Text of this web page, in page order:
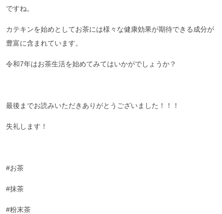
ですね。
カテキンを始めとしてお茶には様々な健康効果が期待できる成分が
豊富に含まれています。
令和7年はお茶生活を始めてみてはいかがでしょうか？
最後までお読みいただきありがとうございました！！！
失礼します！
#お茶
#抹茶
#粉末茶